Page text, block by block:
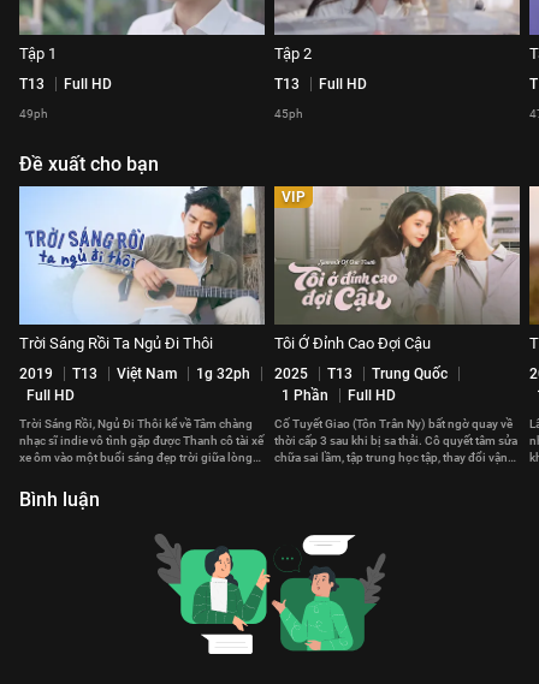
Tập 1
T13 Full HD
49ph
Tập 2
T13 Full HD
45ph
Đề xuất cho bạn
Trời Sáng Rồi Ta Ngủ Đi Thôi
2019 T13 Việt Nam
1g 32ph
Full HD
Trời Sáng Rồi, Ngủ Đi Thôi kể về Tâm chàng
nhạc sĩ indie vô tình gặp được Thanh cô tài xế
xe ôm vào một buổi sáng đẹp trời giữa lòng
VIP
Tôi Ở Đỉnh Cao Đợi Cậu
2025 T13
Trung Quốc
1 Phần
Full HD
Cố Tuyết Giao (Tôn Trân Ny) bất ngờ quay về
thời cấp 3 sau khi bị sa thải. Cô quyết tâm sửa
chữa sai lầm, tập trung học tập, thay đổi vận
Bình luận